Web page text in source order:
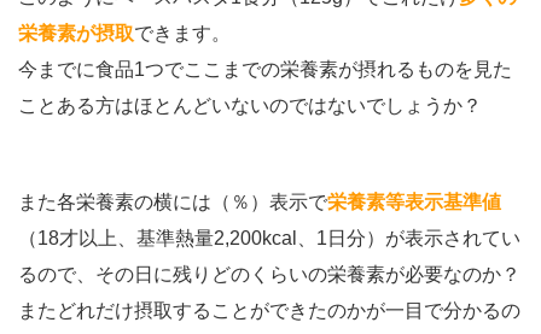
栄養素が摂取できます。
今までに食品1つでここまでの栄養素が摂れるものを見た
ことある方はほとんどいないのではないでしょうか？
また各栄養素の横には（％）表示で栄養素等表示基準値
（18才以上、基準熱量2,200kcal、1日分）が表示されてい
るので、その日に残りどのくらいの栄養素が必要なのか？
またどれだけ摂取することができたのかが一目で分かるの